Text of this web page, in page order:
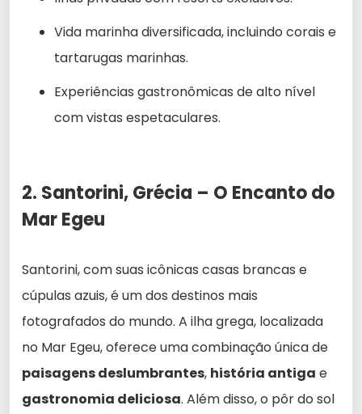
Vida marinha diversificada, incluindo corais e
tartarugas marinhas.
Experiências gastronômicas de alto nível
com vistas espetaculares.
2. Santorini, Grécia – O Encanto do
Mar Egeu
Santorini, com suas icônicas casas brancas e
cúpulas azuis, é um dos destinos mais
fotografados do mundo. A ilha grega, localizada
no Mar Egeu, oferece uma combinação única de
paisagens deslumbrantes, história antiga e
gastronomia deliciosa. Além disso, o pôr do sol